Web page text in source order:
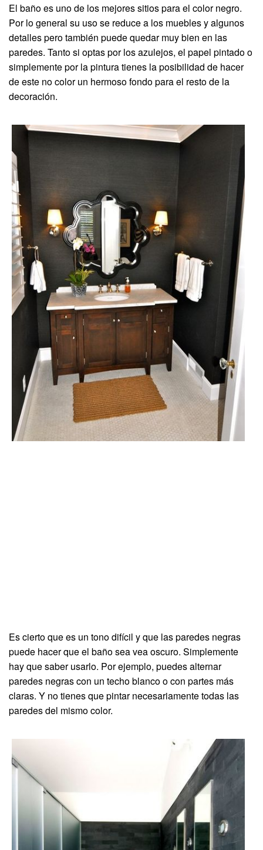
El baño es uno de los mejores sitios para el color negro.
Por lo general su uso se reduce a los muebles y algunos
detalles pero también puede quedar muy bien en las
paredes. Tanto si optas por los azulejos, el papel pintado o
simplemente por la pintura tienes la posibilidad de hacer
de este no color un hermoso fondo para el resto de la
decoración.
Es cierto que es un tono difícil y que las paredes negras
puede hacer que el baño sea vea oscuro. Simplemente
hay que saber usarlo. Por ejemplo, puedes alternar
paredes negras con un techo blanco o con partes más
claras. Y no tienes que pintar necesariamente todas las
paredes del mismo color.